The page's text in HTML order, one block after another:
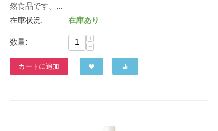
然食品です。...
在庫状況:
在庫あり
数量:
+
−
カートに追加